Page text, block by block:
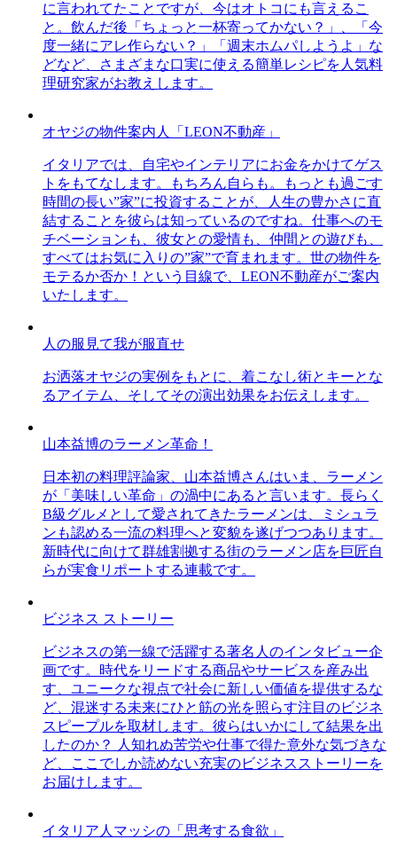
に言われてたことですが、今はオトコにも言えるこ
と。飲んだ後「ちょっと一杯寄ってかない？」、「今
度一緒にアレ作らない？」「週末ホムパしようよ」な
どなど、さまざまな口実に使える簡単レシピを人気料
理研究家がお教えします。
オヤジの物件案内人「LEON不動産」
イタリアでは、自宅やインテリアにお金をかけてゲス
トをもてなします。もちろん自らも。もっとも過ごす
時間の長い”家”に投資することが、人生の豊かさに直
結することを彼らは知っているのですね。仕事へのモ
チベーションも、彼女との愛情も、仲間との遊びも、
すべてはお気に入りの”家”で育まれます。世の物件を
モテるか否か！という目線で、LEON不動産がご案内
いたします。
人の服見て我が服直せ
お洒落オヤジの実例をもとに、着こなし術とキーとな
るアイテム、そしてその演出効果をお伝えします。
山本益博のラーメン革命！
日本初の料理評論家、山本益博さんはいま、ラーメン
が「美味しい革命」の渦中にあると言います。長らく
B級グルメとして愛されてきたラーメンは、ミシュラ
ンも認める一流の料理へと変貌を遂げつつあります。
新時代に向けて群雄割拠する街のラーメン店を巨匠自
らが実食リポートする連載です。
ビジネス ストーリー
ビジネスの第一線で活躍する著名人のインタビュー企
画です。時代をリードする商品やサービスを産み出
す、ユニークな視点で社会に新しい価値を提供するな
ど、混迷する未来にひと筋の光を照らす注目のビジネ
スピープルを取材します。彼らはいかにして結果を出
したのか？ 人知れぬ苦労や仕事で得た意外な気づきな
ど、ここでしか読めない充実のビジネスストーリーを
お届けします。
イタリア人マッシの「思考する食欲」